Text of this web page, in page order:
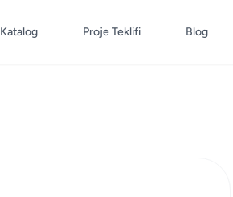
Katalog Proje Teklifi Blog